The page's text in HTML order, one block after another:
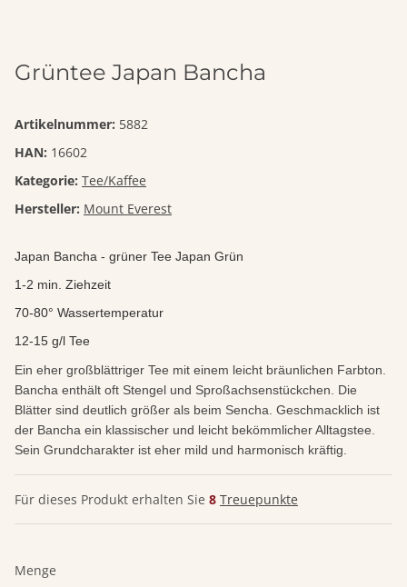
Grüntee Japan Bancha
Artikelnummer: 5882
HAN: 16602
Kategorie: Tee/Kaffee
Hersteller: Mount Everest
Japan Bancha - grüner Tee Japan Grün
1-2 min. Ziehzeit
70-80° Wassertemperatur
12-15 g/l Tee
Ein eher großblättriger Tee mit einem leicht bräunlichen Farbton.
Bancha enthält oft Stengel und Sproßachsenstückchen. Die
Blätter sind deutlich größer als beim Sencha. Geschmacklich ist
der Bancha ein klassischer und leicht bekömmlicher Alltagstee.
Sein Grundcharakter ist eher mild und harmonisch kräftig.
Für dieses Produkt erhalten Sie 8 Treuepunkte
Menge